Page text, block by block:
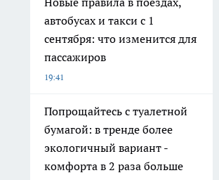
автобусах и такси с 1
сентября: что изменится для
пассажиров
19:41
Попрощайтесь с туалетной
бумагой: в тренде более
экологичный вариант -
комфорта в 2 раза больше